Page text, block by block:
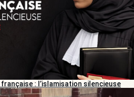
française : l’islamisation silencieuse